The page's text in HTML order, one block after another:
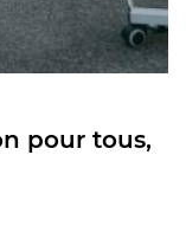
pour tous,